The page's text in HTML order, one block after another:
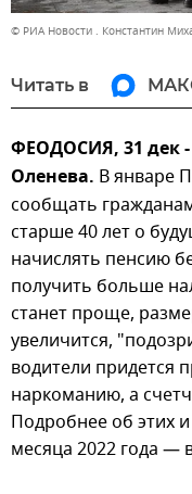
© РИА Новости . Константин
Читать в
ФЕОДОСИЯ, 31 дек
Оленева. В январе
сообщать
старше 40 лет о
начислять пенсию
получить больше
станет проще,
увеличится,
водители придется
наркоманию, а
Подробнее об этих
месяца 2022 года —